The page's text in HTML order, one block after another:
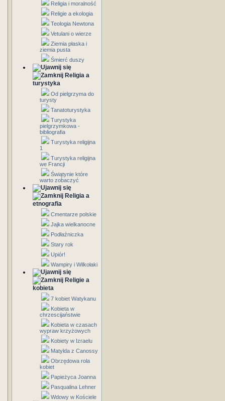
Religia i moralność
Religie a ekologia
Teologia Newtona
Vetulani o wierze
Ziemia płaska i
ziemia pusta
Śmierć duszy
Religia a
turystyka
Od pielgrzyma do
turysty
Tanatoturystyka
Turystyka
pielgrzymkowa -
bibliografia
Turystyka religijna
1
Turystyka religijna
we Francji
Świątynie które
warto zobaczyć
Religia a
etnografia
Cmentarze polskie
Jajka wielkanocne
Podłaźniczka
Stary rok
Upiór!
Wampiry i Wilkołaki
Religie a
kobieta
7 kobiet Watykanu
Kobieta w
chrzescijaństwie
Kobieta w czasach
wypraw krzyżowych
Kobiety w Izraelu
Matylda z Canossy
Obrzędowa rola
kobiet
Papieżyca Joanna
Pasqualina Lehner
Wdowy w Kościele